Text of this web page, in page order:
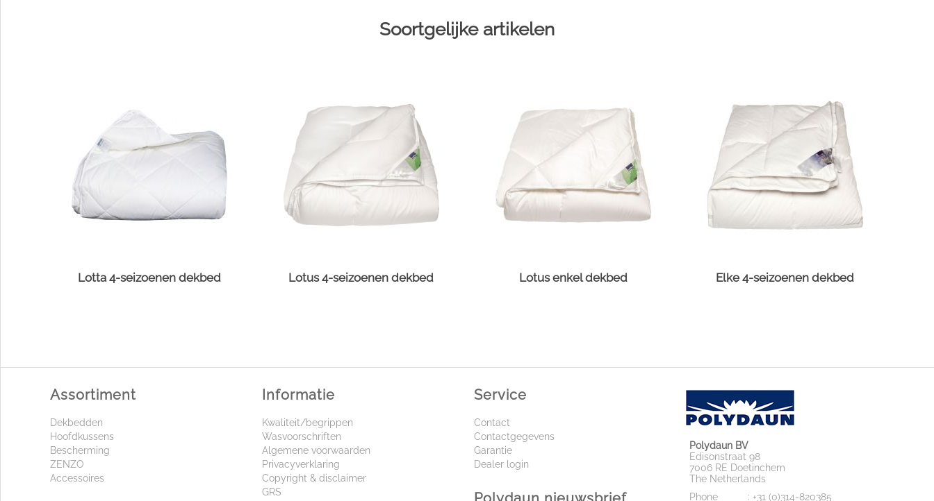
Soortgelijke artikelen
Lotta 4-seizoenen dekbed Lotus 4-seizoenen dekbed Lotus enkel dekbed Elke 4-seizoenen dekbed
Assortiment
Dekbedden
Hoofdkussens
Bescherming
ZENZO
Accessoires
Informatie
Kwaliteit/begrippen
Wasvoorschriften
Algemene voorwaarden
Privacyverklaring
Copyright & disclaimer
GRS
Service
Contact
Contactgegevens
Garantie
Dealer login
Polydaun BV
Edisonstraat 98
7006 RE Doetinchem
The Netherlands
Phone
: +31 (0)314-820385